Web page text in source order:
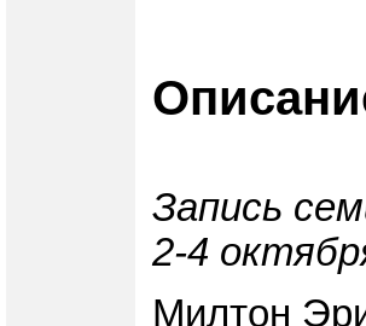
Запись
2-4
Милтон